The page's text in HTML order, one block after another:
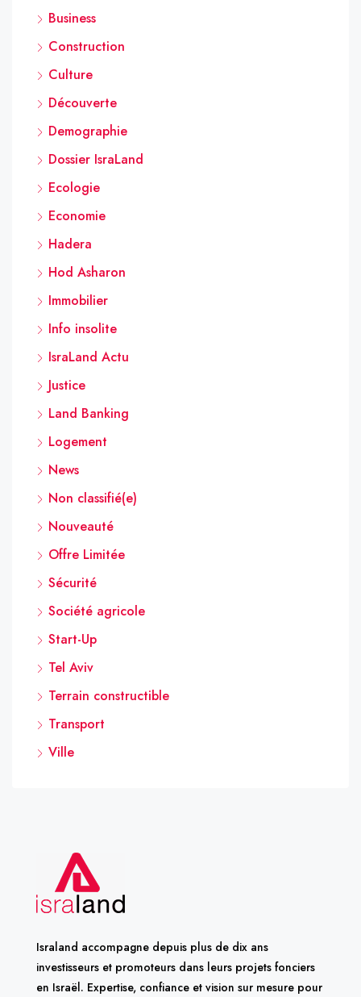
Business
Construction
Culture
Découverte
Demographie
Dossier IsraLand
Ecologie
Economie
Hadera
Hod Asharon
Immobilier
Info insolite
IsraLand Actu
Justice
Land Banking
Logement
News
Non classifié(e)
Nouveauté
Offre Limitée
Sécurité
Société agricole
Start-Up
Tel Aviv
Terrain constructible
Transport
Ville
Israland accompagne depuis plus de dix ans
investisseurs et promoteurs dans leurs projets fonciers
en Israël. Expertise, confiance et vision sur mesure pour